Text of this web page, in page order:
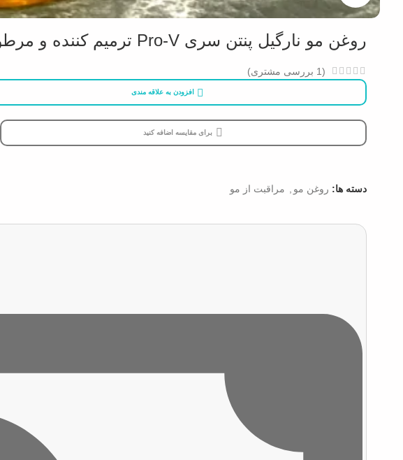
روغن مو نارگیل پنتن سری Pro-V ترمیم کننده و مرطوب کننده
(
1 بررسی مشتری)
افزودن به علاقه مندی
برای مقایسه اضافه کنید
دسته ها: روغن مو
مراقبت از مو